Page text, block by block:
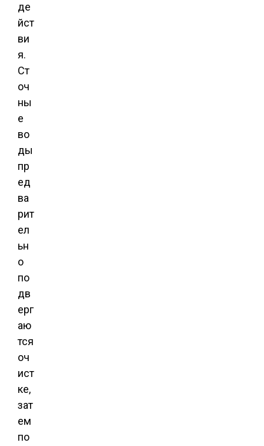
де
йст
ви
я.
Ст
оч
ны
е
во
ды
пр
ед
ва
рит
ел
ьн
о
по
дв
ерг
аю
тся
оч
ист
ке,
зат
ем
по